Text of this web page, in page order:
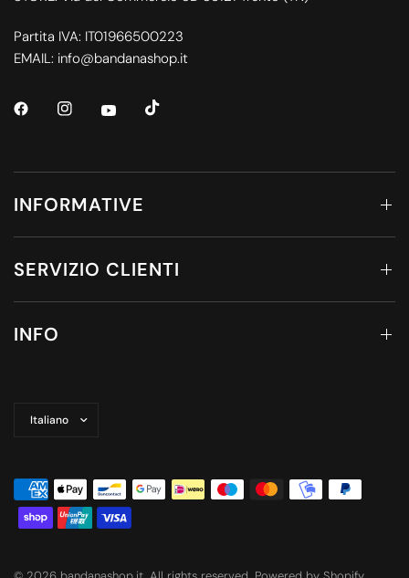
Partita IVA: IT01966500223
EMAIL: info@bandanashop.it
INFORMATIVE
SERVIZIO CLIENTI
INFO
paese/area